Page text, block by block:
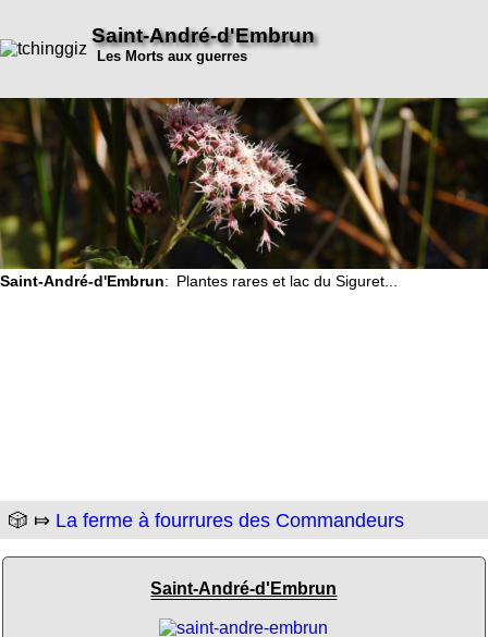
Saint-André-d'Embrun
Les Morts aux guerres
Saint-André-d'Embrun: Plantes rares et lac du Siguret...
🎲 ⤇ La ferme à fourrures des Commandeurs
Saint-André-d'Embrun